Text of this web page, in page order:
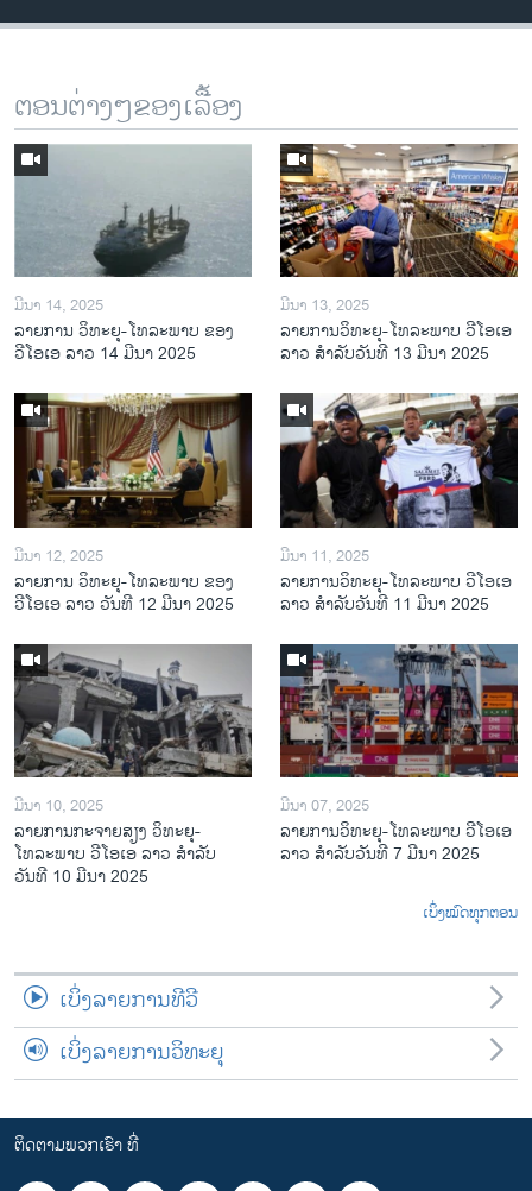
ຕອນຕ່າງໆຂອງເລື້ອງ
ມີນາ 14, 2025
ລາຍການ ວິທະຍຸ-ໂທລະພາບ ຂອງ
ວີໂອເອ ລາວ 14 ມີນາ 2025
ມີນາ 13, 2025
ລາຍການວິ​ທະ​ຍຸ-ໂທ​ລະ​ພາບ ວີໂອເອ
ລາວ ສຳ​ລັບ​ວັນ​ທີ 13 ມີ​ນາ 2025
ມີນາ 12, 2025
ລາຍການ ວິທະຍຸ-ໂທລະພາບ ຂອງ
ວີໂອເອ ລາວ ວັນທີ 12 ມີນາ 2025
ມີນາ 11, 2025
ລາຍການວິ​ທະ​ຍຸ-ໂທ​ລະ​ພາບ ວີໂອເອ
ລາວ ສຳ​ລັບ​ວັນ​ທີ 11 ມີ​ນາ 2025
ມີນາ 10, 2025
ລາຍການກະຈາຍສຽງ ວິທະຍຸ-
ໂທລະພາບ ວີໂອເອ ລາວ ສຳລັບ
ວັນທີ 10 ມີນາ 2025
ມີນາ 07, 2025
ລາຍການ​ວິ​ທະ​ຍ​ຸ-ໂທ​ລະ​ພາບ ວີໂອເອ
ລາວ ສຳ​ລັບ​ວັນ​ທີ 7 ມີ​ນາ 2025
ເບິ່ງໝົດທຸກຕອນ
ເບິ່ງລາຍການທີວີ
ເບິ່ງລາຍການວິທະຍຸ
ຕິດຕາມພວກເຮົາ ທີ່